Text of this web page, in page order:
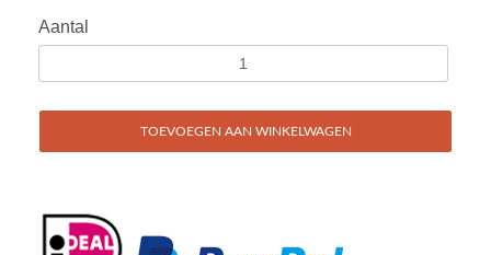
Aantal
TOEVOEGEN AAN WINKELWAGEN